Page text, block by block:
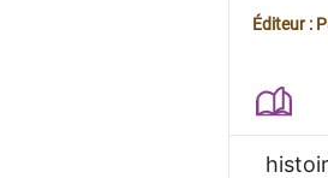
Juan
Éditeur :